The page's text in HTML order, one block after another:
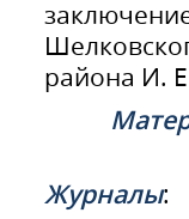
района И.
Журналы: